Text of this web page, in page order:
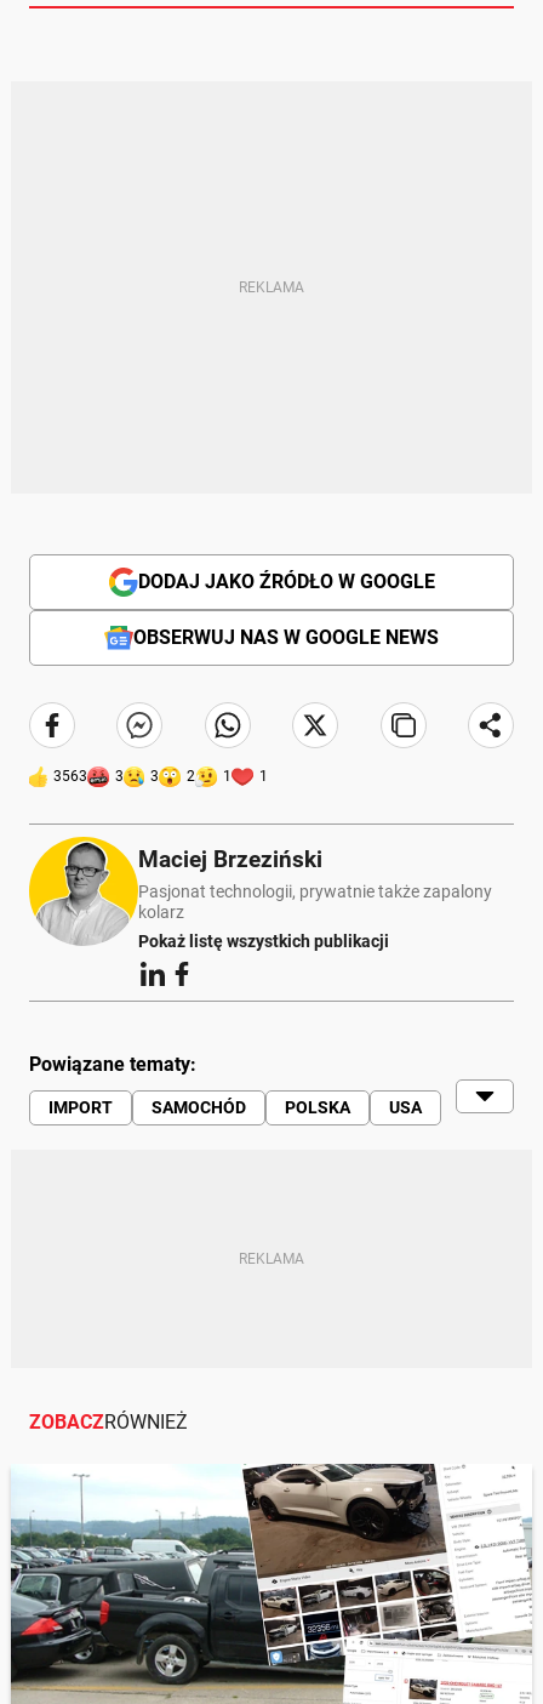
DODAJ JAKO ŹRÓDŁO W GOOGLE
OBSERWUJ NAS W GOOGLE NEWS
3563 3 3 2 1 1
Maciej Brzeziński
Pasjonat technologii, prywatnie także zapalony
kolarz
Pokaż listę wszystkich publikacji
Powiązane tematy:
IMPORT SAMOCHÓD POLSKA
USA
ZOBACZRÓWNIEŻ